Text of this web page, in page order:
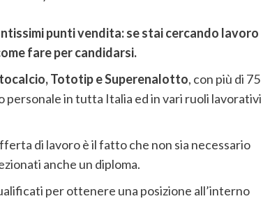
punti vendita: se stai cercando lavoro
fare per candidarsi.
Tototip e Superenalotto, con più di 75
personale in tutta Italia ed in vari ruoli lavorativi
di lavoro è il fatto che non sia necessario
anche un diploma.
per ottenere una posizione all’interno